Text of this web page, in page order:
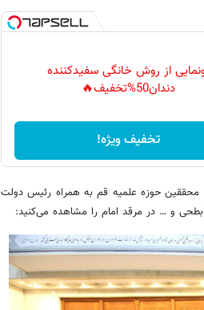
از روش خانگی سفیدکننده
دندان50%تخفیف🔥
تخفیف ویژه!
محققین حوزه علمیه قم به همراه رئیس دولت
و … در مرقد امام را مشاهده می‌کنید: